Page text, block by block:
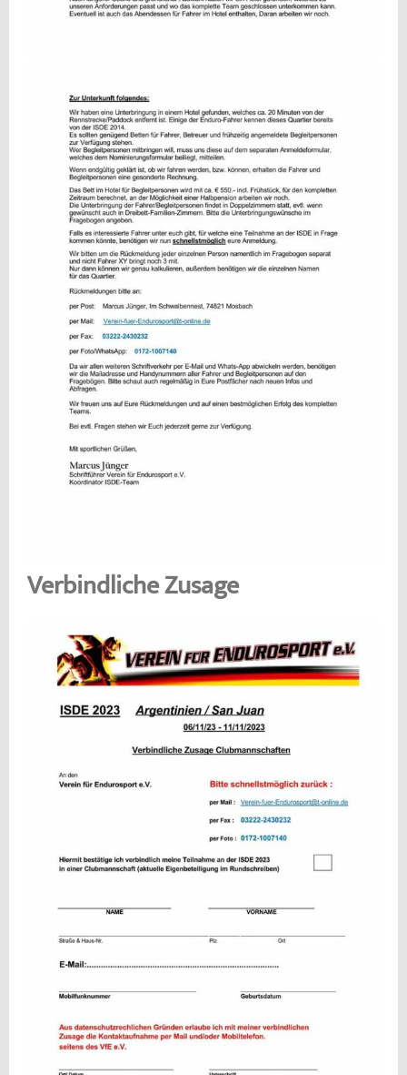
Verbindliche Zusage